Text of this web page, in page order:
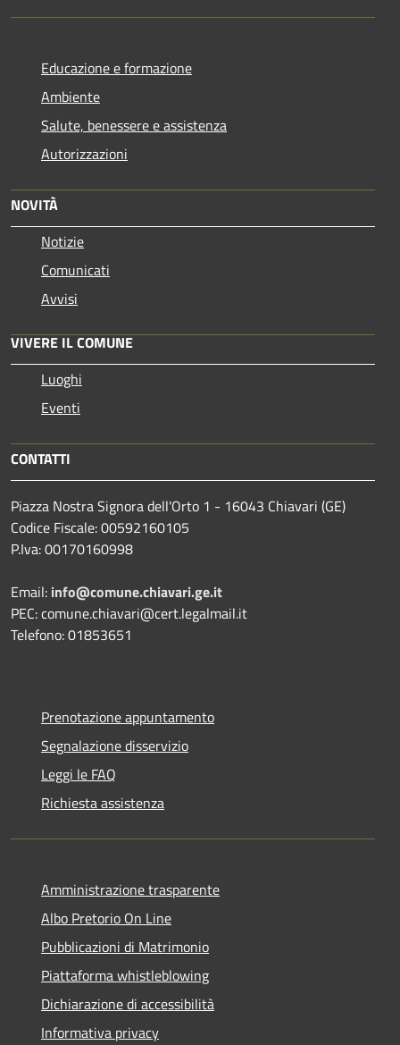
Educazione e formazione
Ambiente
Salute, benessere e assistenza
Autorizzazioni
NOVITÀ
Notizie
Comunicati
Avvisi
VIVERE IL COMUNE
Luoghi
Eventi
CONTATTI
Piazza Nostra Signora dell'Orto 1 - 16043 Chiavari (GE)
Codice Fiscale: 00592160105
P.Iva: 00170160998
Email: info@comune.chiavari.ge.it
PEC: comune.chiavari@cert.legalmail.it
Telefono: 01853651
Prenotazione appuntamento
Segnalazione disservizio
Leggi le FAQ
Richiesta assistenza
Amministrazione trasparente
Albo Pretorio On Line
Pubblicazioni di Matrimonio
Piattaforma whistleblowing
Dichiarazione di accessibilità
Informativa privacy